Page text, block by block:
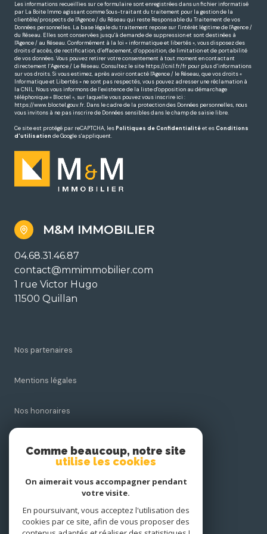
Les informations recueillies sur ce formulaire sont enregistrées dans un fichier informatisé
par La Boite Immo agissant comme Sous-traitant du traitement pour la gestion de la
clientèle/prospects de l'Agence / du Réseau qui reste Responsable du Traitement de vos
Données personnelles. La base légale du traitement repose sur l'intérêt légitime de l'Agence /
du Réseau. Elles sont conservées jusqu'à demande de suppression et sont destinées à
l'Agence / au Réseau. Conformément à la loi « informatique et libertés », vous disposez des
droits d’accès, de rectification, d’effacement, d’opposition, de limitation et de portabilité
de vos données. Vous pouvez retirer votre consentement à tout moment en contactant
directement l’Agence / Le Réseau. Consultez le site https://cnil.fr/fr pour plus d’informations
sur vos droits. Si vous estimez, après avoir contacté l'Agence / le Réseau, que vos droits «
Informatique et Libertés » ne sont pas respectés, vous pouvez adresser une réclamation à
la CNIL. Nous vous informons de l’existence de la liste d'opposition au démarchage
téléphonique « Bloctel », sur laquelle vous pouvez vous inscrire ici :
https://www.bloctel.gouv.fr. Dans le cadre de la protection des Données personnelles, nous
vous invitons à ne pas inscrire de Données sensibles dans le champ de saisie libre.
Ce site est protégé par reCAPTCHA, lesPolitiques de Confidentialitéet esConditions
d'utilisation de Google s'appliquent.
M&M IMMOBILIER
04.68.31.46.87
contact@mmimmobilier.com
1 rue Victor Hugo
11500 Quillan
Nos partenaires
Mentions légales
Nos honoraires
Comme beaucoup, notre site
utilise les cookies
On aimerait vous accompagner pendant
votre visite.
En poursuivant, vous acceptez l'utilisation des
cookies par ce site, afin de vous proposer des